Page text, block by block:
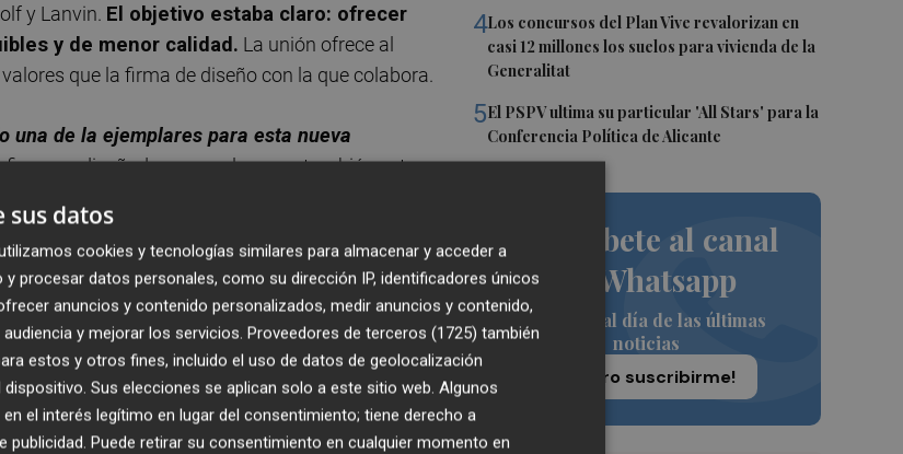
4Los concursos del Plan Vive revalorizan en
casi 12 millones los suelos para vivienda de la
Generalitat
5El PSPV ultima su particular 'All Stars' para la
Conferencia Política de Alicante
Suscríbete al canal
de Whatsapp
Siempre al día de las últimas
noticias
¡Quiero suscribirme!
y Lanvin. El objetivo estaba claro: ofrecer
y de menor calidad. La unión ofrece al
que la firma de diseño con la que colabora.
una de la ejemplares para esta nueva
y diseñadores noveles pero también entre
volátil siempre y cuando la suma ofrezca
sus datos
cookies y tecnologías similares para almacenar y acceder a
procesar datos personales, como su dirección IP, identificadores únicos
anuncios y contenido personalizados, medir anuncios y contenido,
y mejorar los servicios. Proveedores de terceros (1725) también
estos y otros fines, incluido el uso de datos de geolocalización
Sus elecciones se aplican solo a este sitio web. Algunos
el interés legítimo en lugar del consentimiento; tiene derecho a
publicidad. Puede retirar su consentimiento en cualquier momento en